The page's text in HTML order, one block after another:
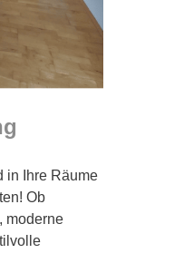
in Ihre Räume
Ob
moderne